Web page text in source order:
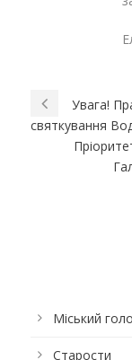
Увага!
святкування
Міський
Старости